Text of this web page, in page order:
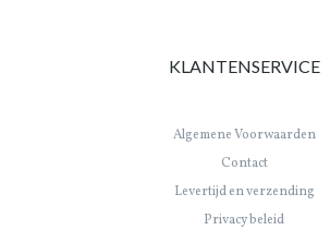
KLANTENSERVICE
Algemene Voorwaarden
Contact
Levertijd en verzending
Privacy beleid